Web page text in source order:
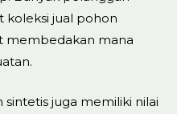
koleksi jual pohon
membedakan mana
juga memiliki nilai